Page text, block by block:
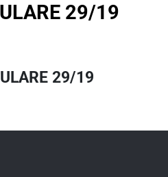
29/19
29/19